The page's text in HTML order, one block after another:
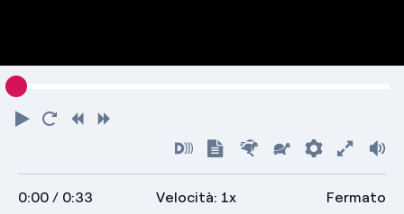
Riproduci
TornaIndietro
Avanti
Attiva
audiodescrizioni
Mostra
trascrizione
Più
veloce
Più
lento
Attiva
intero
0:00 / 0:33 Velocità: 1x Fermato